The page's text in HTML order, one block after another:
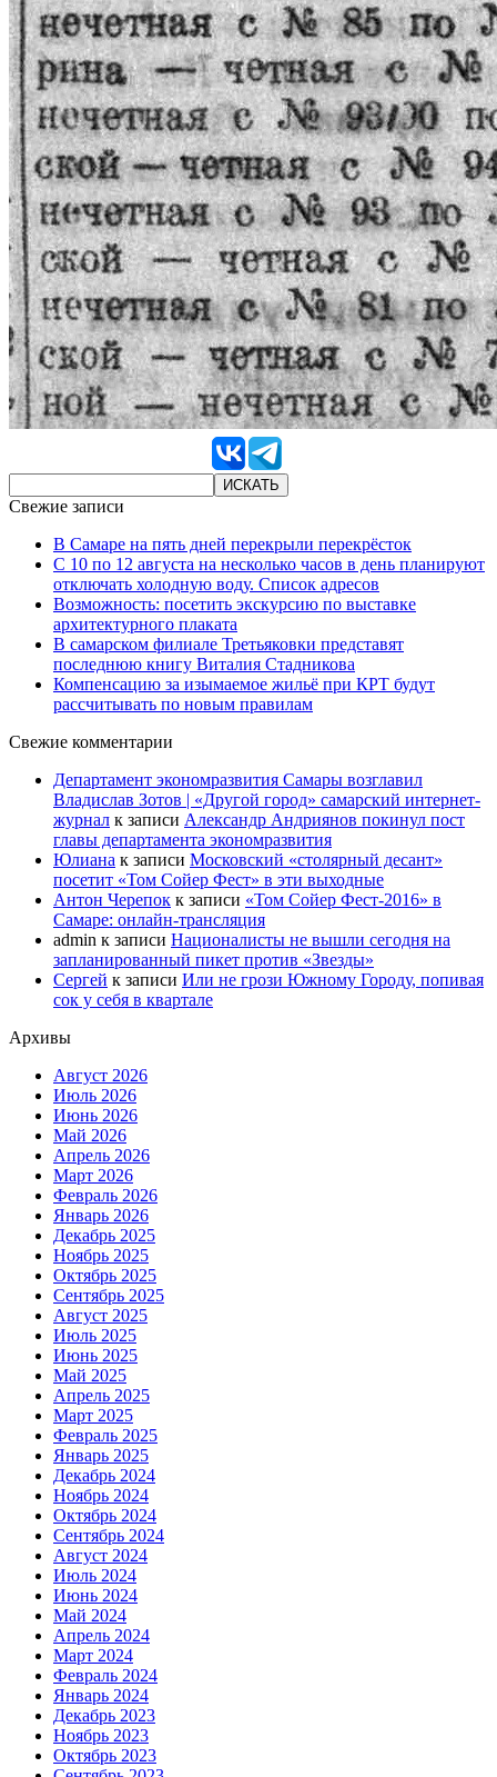
Свежие записи
В Самаре на пять дней перекрыли перекрёсток
С 10 по 12 августа на несколько часов в день планируют
отключать холодную воду. Список адресов
Возможность: посетить экскурсию по выставке
архитектурного плаката
В самарском филиале Третьяковки представят
последнюю книгу Виталия Стадникова
Компенсацию за изымаемое жильё при КРТ будут
рассчитывать по новым правилам
Свежие комментарии
Департамент экономразвития Самары возглавил
Владислав Зотов | «Другой город» самарский интернет-
журнал к записи Александр Андриянов покинул пост
главы департамента экономразвития
Юлиана к записи Московский «столярный десант»
посетит «Том Сойер Фест» в эти выходные
Антон Черепок к записи «Том Сойер Фест-2016» в
Самаре: онлайн-трансляция
admin к записи Националисты не вышли сегодня на
запланированный пикет против «Звезды»
Сергей к записи Или не грози Южному Городу, попивая
сок у себя в квартале
Архивы
Август 2026
Июль 2026
Июнь 2026
Май 2026
Апрель 2026
Март 2026
Февраль 2026
Январь 2026
Декабрь 2025
Ноябрь 2025
Октябрь 2025
Сентябрь 2025
Август 2025
Июль 2025
Июнь 2025
Май 2025
Апрель 2025
Март 2025
Февраль 2025
Январь 2025
Декабрь 2024
Ноябрь 2024
Октябрь 2024
Сентябрь 2024
Август 2024
Июль 2024
Июнь 2024
Май 2024
Апрель 2024
Март 2024
Февраль 2024
Январь 2024
Декабрь 2023
Ноябрь 2023
Октябрь 2023